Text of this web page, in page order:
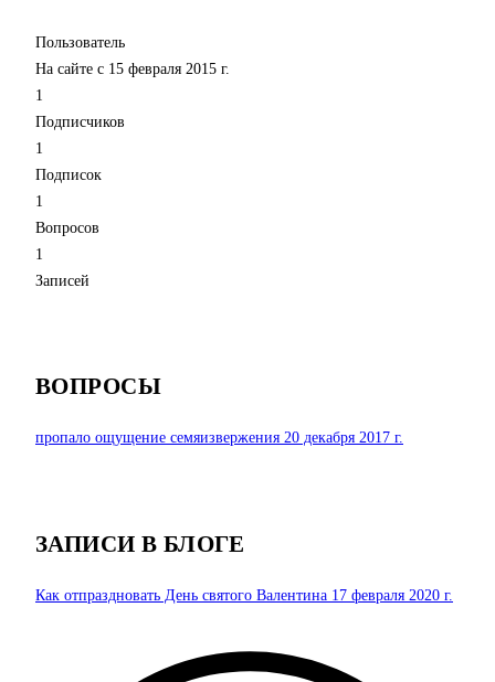
Пользователь
На сайте с 15 февраля 2015 г.
1
Подписчиков
1
Подписок
1
Вопросов
1
Записей
ВОПРОСЫ
пропало ощущение семяизвержения 20 декабря 2017 г.
ЗАПИСИ В БЛОГЕ
Как отпраздновать День святого Валентина 17 февраля 2020 г.